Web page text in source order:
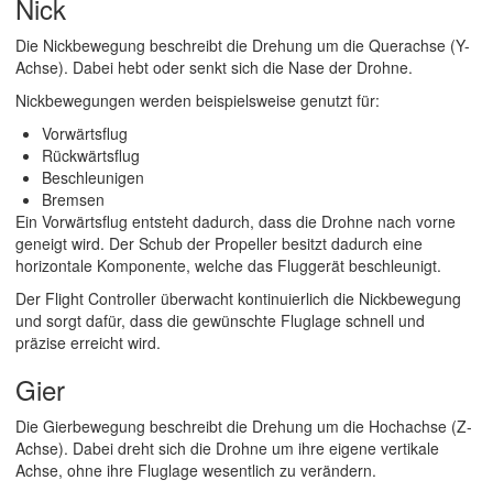
Nick
Die Nickbewegung beschreibt die Drehung um die Querachse (Y-
Achse). Dabei hebt oder senkt sich die Nase der Drohne.
Nickbewegungen werden beispielsweise genutzt für:
Vorwärtsflug
Rückwärtsflug
Beschleunigen
Bremsen
Ein Vorwärtsflug entsteht dadurch, dass die Drohne nach vorne
geneigt wird. Der Schub der Propeller besitzt dadurch eine
horizontale Komponente, welche das Fluggerät beschleunigt.
Der Flight Controller überwacht kontinuierlich die Nickbewegung
und sorgt dafür, dass die gewünschte Fluglage schnell und
präzise erreicht wird.
Gier
Die Gierbewegung beschreibt die Drehung um die Hochachse (Z-
Achse). Dabei dreht sich die Drohne um ihre eigene vertikale
Achse, ohne ihre Fluglage wesentlich zu verändern.